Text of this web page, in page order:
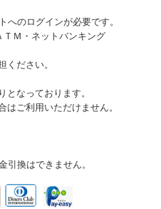
のログインが必要です。
Ｍ・ネットバンキング
ください。
となっております。
はご利用いただけません。
引換はできません。